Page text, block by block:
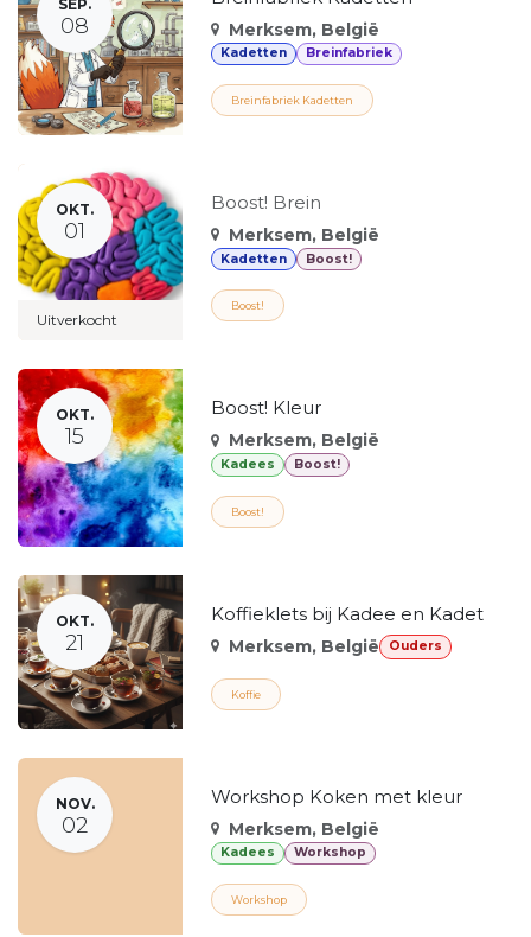
SEP.
08 Merksem, België
Kadetten Breinfabriek
Breinfabriek Kadetten
OKT.
01
Uitverkocht
Boost! Brein
Merksem, België
Kadetten Boost!
Boost!
OKT.
15
Boost! Kleur
Merksem, België
Kadees Boost!
Boost!
OKT.
21
Koffieklets bij Kadee en Kadet
Merksem, België Ouders
Koffie
NOV.
02
Workshop Koken met kleur
Merksem, België
Kadees Workshop
Workshop